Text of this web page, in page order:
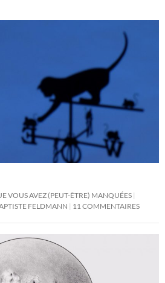
VOUS AVEZ (PEUT-ÊTRE) MANQUÉES
FELDMANN 11 COMMENTAIRES